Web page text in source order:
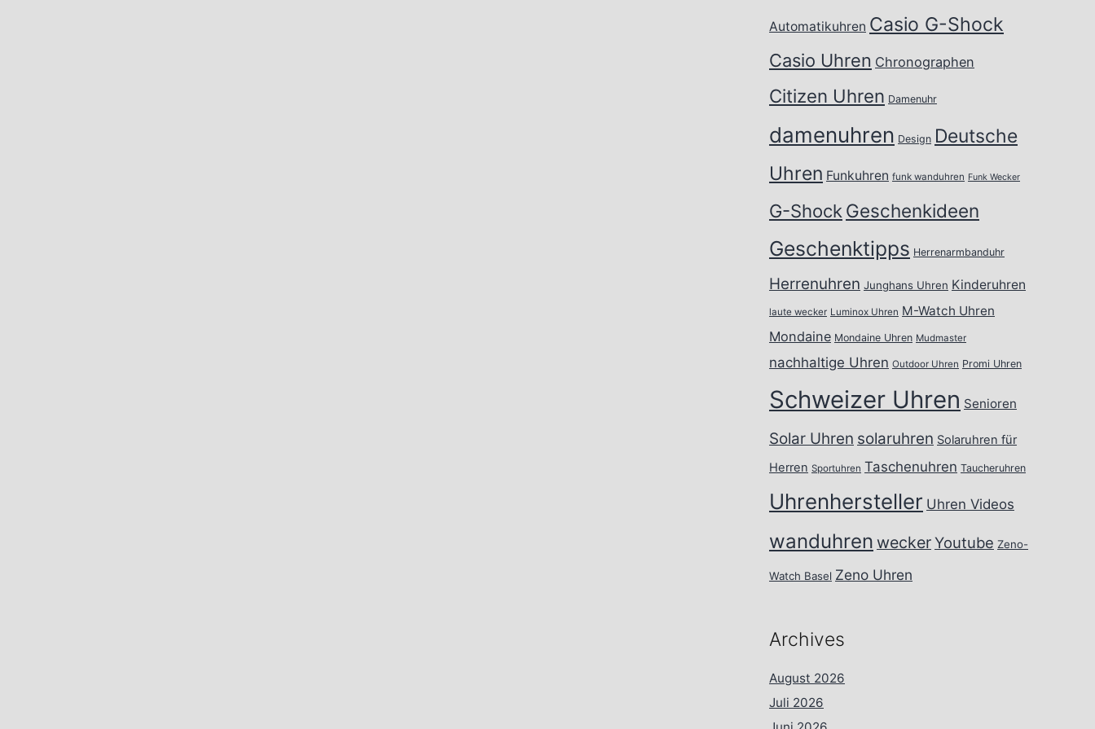
Automatikuhren Casio G-Shock
Casio Uhren Chronographen
Citizen Uhren Damenuhr
damenuhren Design Deutsche
Uhren Funkuhren funk wanduhren Funk Wecker
G-Shock Geschenkideen
Geschenktipps Herrenarmbanduhr
Herrenuhren Junghans Uhren Kinderuhren
laute wecker Luminox Uhren M-Watch Uhren
Mondaine Mondaine Uhren Mudmaster
nachhaltige Uhren Outdoor Uhren Promi Uhren
Schweizer Uhren Senioren
Solar Uhren solaruhren Solaruhren für
Herren Sportuhren Taschenuhren Taucheruhren
Uhrenhersteller Uhren Videos
wanduhren weckerYoutube Zeno-
Watch Basel Zeno Uhren
Archives
August 2026
Juli 2026